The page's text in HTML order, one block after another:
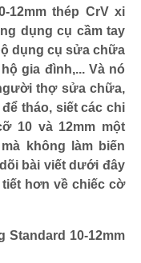
12mm thép CrV xi
dụng cụ cầm tay
dụng cụ sửa chữa
gia đình,... Và nó
thợ sửa chữa,
tháo, siết các chi
10 và 12mm một
không làm biến
bài viết dưới đây
hơn về chiếc cờ
Standard 10-12mm